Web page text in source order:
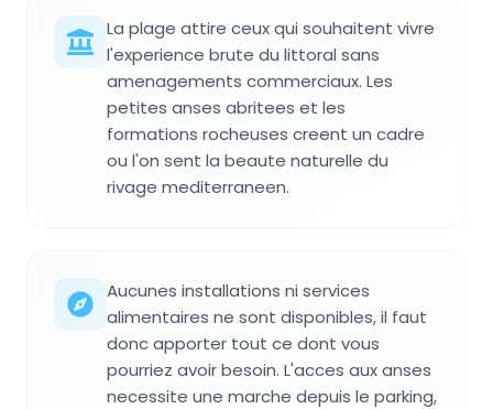
La plage attire ceux qui souhaitent vivre
l'experience brute du littoral sans
amenagements commerciaux. Les
petites anses abritees et les
formations rocheuses creent un cadre
ou l'on sent la beaute naturelle du
rivage mediterraneen.
Aucunes installations ni services
alimentaires ne sont disponibles, il faut
donc apporter tout ce dont vous
pourriez avoir besoin. L'acces aux anses
necessite une marche depuis le parking,